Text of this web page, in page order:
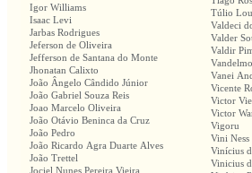
Igor Williams
Isaac Levi
Jarbas Rodrigues
Jeferson de Oliveira
Jefferson de Santana do Monte
Jhonatan Calixto
João Ângelo Cândido Júnior
João Gabriel Souza Reis
Joao Marcelo Oliveira
João Otávio Beninca da Cruz
João Pedro
João Ricardo Agra Duarte Alves
João Trettel
Jociel Nunes Pereira Vieira
Túlio
Valdeci
Valder
Valdir
Vanei
Vicente
Victor
Victor
Vigoru
Vini Ness
Vinícius
Vinicius